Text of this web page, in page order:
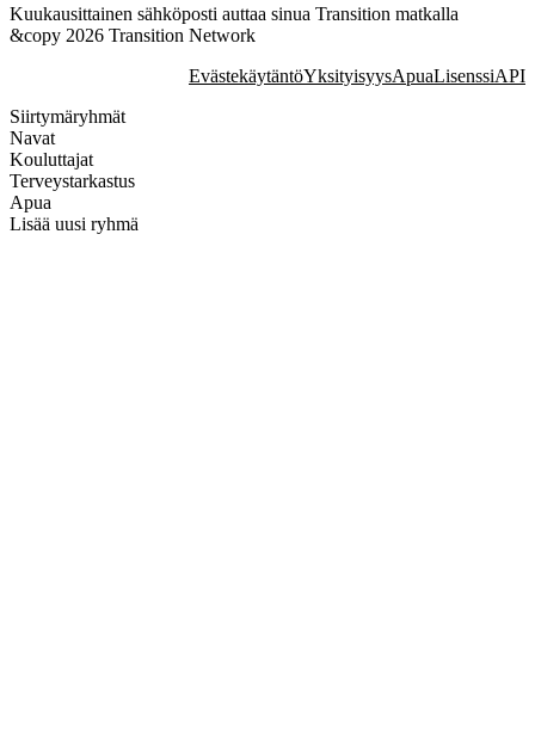
Kuukausittainen sähköposti auttaa sinua Transition matkalla
&copy 2026 Transition Network
EvästekäytäntöYksityisyysApuaLisenssiAPI
Siirtymäryhmät
Navat
Kouluttajat
Terveystarkastus
Apua
Lisää uusi ryhmä